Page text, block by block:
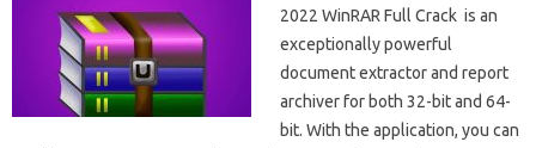
2022 WinRAR Full Crack is an
exceptionally powerful
document extractor and report
archiver for both 32-bit and 64-
bit. With the application, you can